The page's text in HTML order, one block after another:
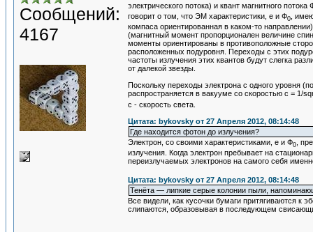
Сообщений:
4167
электрического потока) и квант магнитного потока
говорит о том, что ЭМ характеристики, е и Ф0 ,
компаса ориентированная в каком-то
(магнитный момент пропорционален величине
моменты ориентированы в противоположные
расположенных подуровня. Переходы с этих
частоты излучения этих квантов будут слегка
от далекой звезды.
Поскольку переходы электрона с одного уровня
распространяется в вакууме со скоростью c = 1/
с - скорость света.
Цитата: bykovsky от 27 Апреля 2012, 08:14:48
Где находится фотон до излучения?
Электрон, со своими характеристиками, е и Ф0 ,
излучения. Когда электрон пребывает на
переизлучаемых электронов на самого себя
Цитата: bykovsky от 27 Апреля 2012, 08:14:48
Тенёта — липкие серые колонии пыли,
Все видели, как кусочки бумаги притягиваются к
слипаются, образовывая в последующем